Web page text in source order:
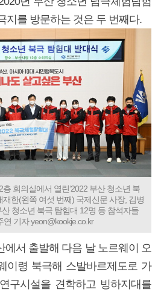
지를 방문하는 것은 두 번째다.
회의실에서 열린‘2022 부산 청소년 북
재한(왼쪽 여섯 번째) 국제신문 사장, 김병
청소년 북극 탐험대 12명 등 참석자들
기자 yeon@kookje.co.kr
에서 출발해 다음 날 노르웨이 오
이령 북극해 스발바르제도로 가
구시설을 견학하고 빙하지대를